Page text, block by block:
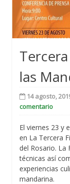
las
14 agosto,
comentario
El viernes 23 y
en La Tercera
del Rosario. La
técnicas así
experiencias
mandarina.